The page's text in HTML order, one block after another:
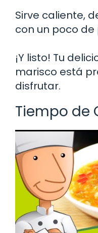
Sirve caliente,
con un poco
¡Y listo! Tu
marisco está
disfrutar.
Tiempo de